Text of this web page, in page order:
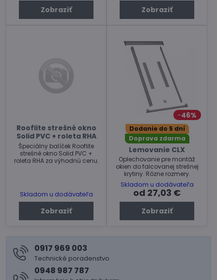
Zobraziť Zobraziť
Rooflite strešné okno
Solid PVC + roleta RHA
Špeciálny balíček Rooflite
strešné okno Solid PVC +
roleta RHA za výhodnú cenu.
Skladom u dodávateľa
Zobraziť
46%
Dodanie do 5 dní
Doprava zdarma
Lemovanie CLX
Oplechovanie pre montáž
okien do falcovanej strešnej
krytiny. Rôzne rozmery.
Skladom u dodávateľa
od 27,03 €
Zobraziť
0917 969 003
Technické poradenstvo
0948 987 787